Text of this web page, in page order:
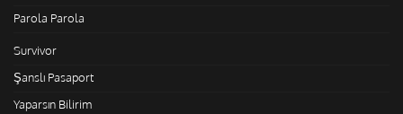
Parola Parola
Survivor
Şanslı Pasaport
Yaparsın Bilirim